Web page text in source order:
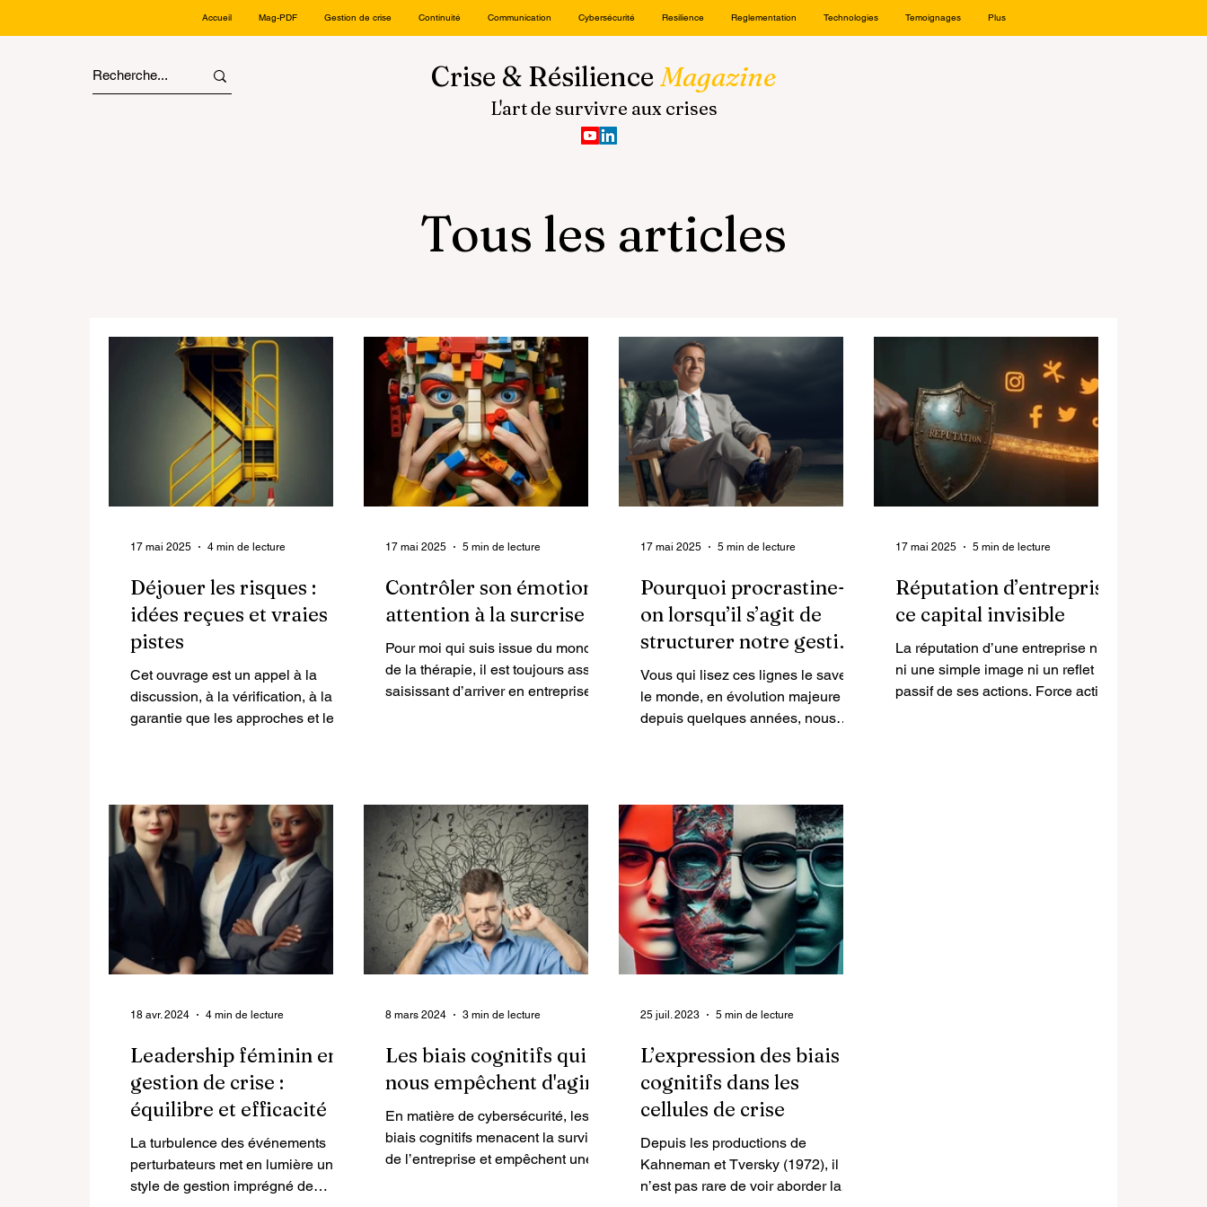
Accueil Mag-PDF Gestion de crise Continuité Communication Cybersécurité Resilience Reglementation Technologies Temoignages Plus
Crise & RésilienceMagazine
L'art de survivre aux crises
Tous les articles
Déjouer les risques :
idées reçues et vraies
pistes
Cet ouvrage est un appel à la
discussion, à la vérification, à la
garantie que les approches et les
17 mai 2025 4 min de lecture
Contrôler son émotion :
attention à la surcrise
Pour moi qui suis issue du monde
de la thérapie, il est toujours assez
saisissant d’arriver en entreprise
17 mai 2025 5 min de lecture
Pourquoi procrastine-t-
on lorsqu’il s’agit de
structurer notre gestion
de crise?
Vous qui lisez ces lignes le savez :
le monde, en évolution majeure
depuis quelques années, nous
17 mai 2025 5 min de lecture
Réputation d’entreprise,
ce capital invisible
La réputation d’une entreprise n’est
ni une simple image ni un reflet
passif de ses actions. Force active,
17 mai 2025 5 min de lecture
Leadership féminin en
gestion de crise :
équilibre et efficacité
La turbulence des événements
perturbateurs met en lumière un
style de gestion imprégné de
18 avr. 2024 4 min de lecture
Les biais cognitifs qui
nous empêchent d'agir
En matière de cybersécurité, les
biais cognitifs menacent la survie
de l’entreprise et empêchent une
8 mars 2024 3 min de lecture
L’expression des biais
cognitifs dans les
cellules de crise
Depuis les productions de
Kahneman et Tversky (1972), il
n’est pas rare de voir aborder la
25 juil. 2023 5 min de lecture